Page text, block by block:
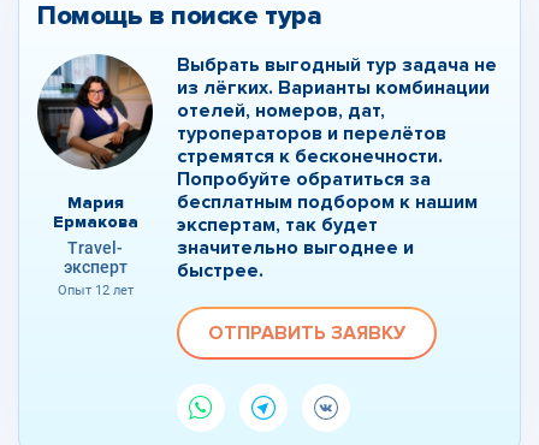
Помощь в поиске тура
Мария
Ермакова
Travel-
эксперт
Опыт 12 лет
Выбрать выгодный тур задача не
из лёгких. Варианты комбинации
отелей, номеров, дат,
туроператоров и перелётов
стремятся к бесконечности.
Попробуйте обратиться за
бесплатным подбором к нашим
экспертам, так будет
значительно выгоднее и
быстрее.
ОТПРАВИТЬ ЗАЯВКУ